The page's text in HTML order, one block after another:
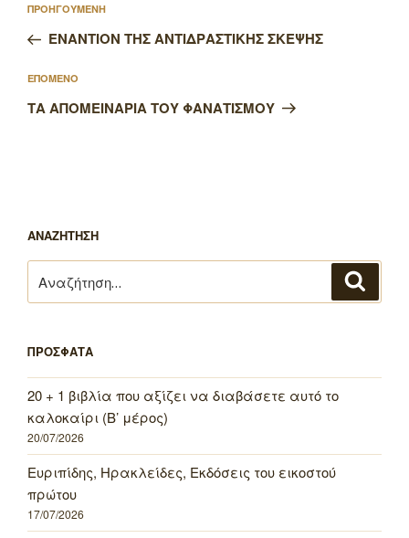
άρθρων
Προηγούμενο
άρθρο
ΠΡΟΗΓΟΥΜΕΝΗ
ΕΝΑΝΤΙΟΝ ΤΗΣ ΑΝΤΙΔΡΑΣΤΙΚΗΣ ΣΚΕΨΗΣ
Επόμενο
άρθρο
ΕΠΟΜΕΝΟ
ΤΑ ΑΠΟΜΕΙΝΑΡΙΑ ΤΟΥ ΦΑΝΑΤΙΣΜΟΥ
ΑΝΑΖΗΤΗΣΗ
για:
ΠΡΟΣΦΑΤΑ
20 + 1 βιβλία που αξίζει να διαβάσετε αυτό το
καλοκαίρι (Β’ μέρος)
20/07/2026
Ευριπίδης, Ηρακλείδες, Εκδόσεις του εικοστού
πρώτου
17/07/2026